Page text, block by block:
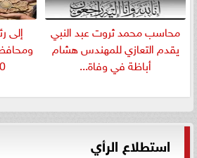
​محاسب محمد ثروت عبد النبي
يقدم التعازي للمهندس هشام
أباظة في وفاة...
إلى
استطلاع الرأي